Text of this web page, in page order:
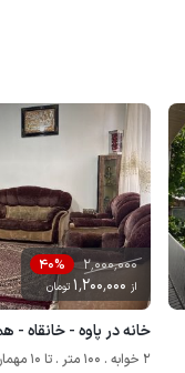
2٬000٬000 40%
از 1٬200٬000 تومان
خانه در پاوه - خانقاه -
2 خوابه . 100 متر . تا 10 مهمان